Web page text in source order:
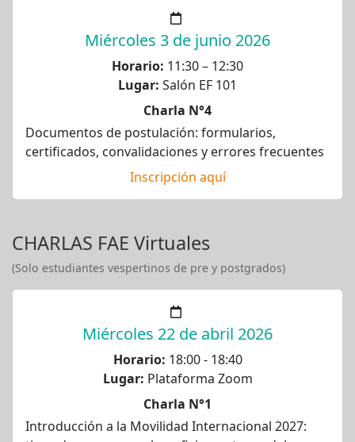
Miércoles 3 de junio 2026
Horario: 11:30 – 12:30
Lugar: Salón EF 101
Charla N°4
Documentos de postulación: formularios,
certificados, convalidaciones y errores frecuentes
Inscripción aquí
CHARLAS FAE Virtuales
(Solo estudiantes vespertinos de pre y postgrados)
Miércoles 22 de abril 2026
Horario: 18:00 - 18:40
Lugar: Plataforma Zoom
Charla N°1
Introducción a la Movilidad Internacional 2027: